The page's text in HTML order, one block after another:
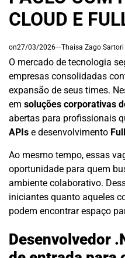
CLOUD E
on27/03/2026 Thaisa Zago Sartori
O mercado de tecnologia
empresas consolidadas
expansão de seus times.
em soluções corporativas
abertas para profissionais
APIs e desenvolvimento
Ao mesmo tempo, essas
oportunidade para quem
ambiente colaborativo.
iniciantes quanto aqueles
podem encontrar espaço
Desenvolvedor